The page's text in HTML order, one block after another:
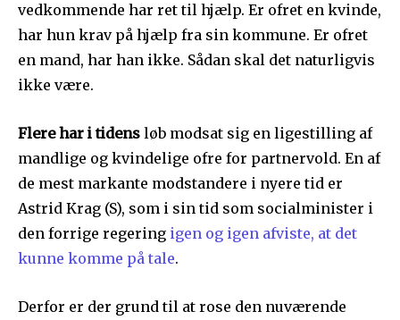
vedkommende har ret til hjælp. Er ofret en kvinde,
har hun krav på hjælp fra sin kommune. Er ofret
en mand, har han ikke. Sådan skal det naturligvis
ikke være.
Flere har i tidens løb modsat sig en ligestilling af
mandlige og kvindelige ofre for partnervold. En af
de mest markante modstandere i nyere tid er
Astrid Krag (S), som i sin tid som socialminister i
den forrige regering igen og igen afviste, at det
kunne komme på tale.
Derfor er der grund til at rose den nuværende